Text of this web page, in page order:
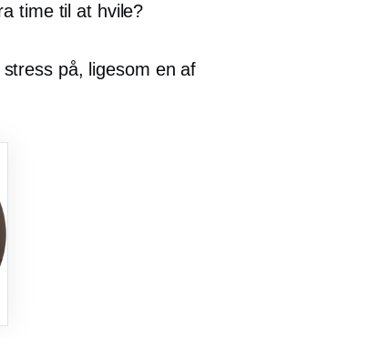
time til at hvile?
på, ligesom en af